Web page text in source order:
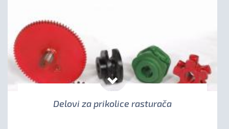
Delovi za prikolice rasturača